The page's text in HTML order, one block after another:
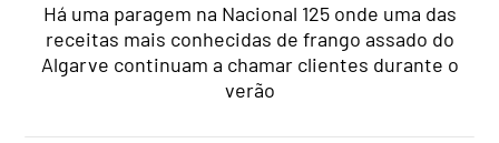
Há uma paragem na Nacional 125 onde uma das
receitas mais conhecidas de frango assado do
Algarve continuam a chamar clientes durante o
verão